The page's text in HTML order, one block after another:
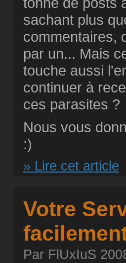
sachant plus
commentaires,
par un... Mais
touche aussi
continuer à
ces parasites ?
Nous vous
:)
» Lire cet article
Votre
Par FlUxIuS